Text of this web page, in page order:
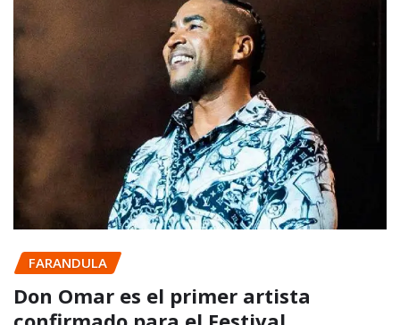
FARANDULA
Don Omar es el primer artista